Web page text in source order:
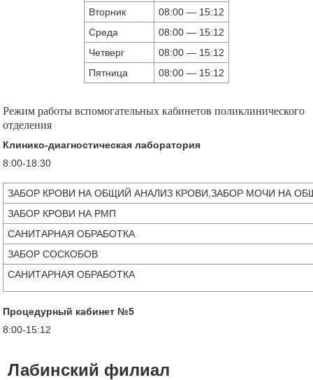
Вторник
08:00 — 15:12
Среда
08:00 — 15:12
Четверг
08:00 — 15:12
Пятница
08:00 — 15:12
Режим работы вспомогательных кабинетов поликлинического
отделения
Клинико-диагностическая лаборатория
8:00-18:30
ЗАБОР КРОВИ НА ОБЩИЙ АНАЛИЗ КРОВИ,ЗАБОР МОЧИ НА
ЗАБОР КРОВИ НА РМП
САНИТАРНАЯ ОБРАБОТКА
ЗАБОР СОСКОБОВ
САНИТАРНАЯ ОБРАБОТКА
Процедурный кабинет №5
8:00-15:12
Лабинский филиал